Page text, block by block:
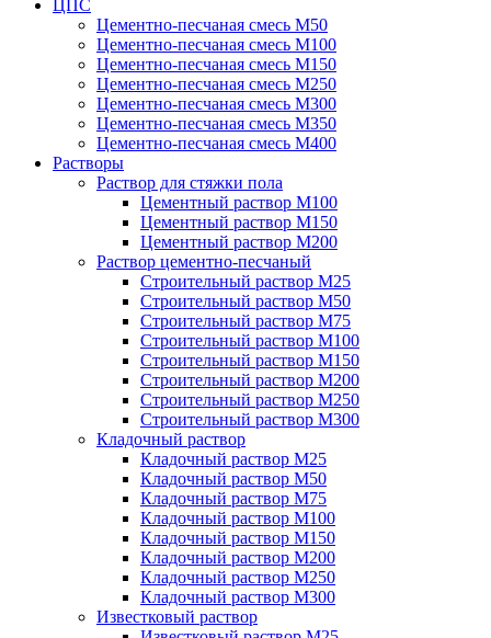
ЦПС
Цементно-песчаная смесь М50
Цементно-песчаная смесь М100
Цементно-песчаная смесь М150
Цементно-песчаная смесь М250
Цементно-песчаная смесь М300
Цементно-песчаная смесь М350
Цементно-песчаная смесь М400
Растворы
Раствор для стяжки пола
Цементный раствор М100
Цементный раствор М150
Цементный раствор М200
Раствор цементно-песчаный
Строительный раствор М25
Строительный раствор М50
Строительный раствор М75
Строительный раствор М100
Строительный раствор М150
Строительный раствор М200
Строительный раствор М250
Строительный раствор М300
Кладочный раствор
Кладочный раствор М25
Кладочный раствор М50
Кладочный раствор М75
Кладочный раствор М100
Кладочный раствор М150
Кладочный раствор М200
Кладочный раствор М250
Кладочный раствор М300
Известковый раствор